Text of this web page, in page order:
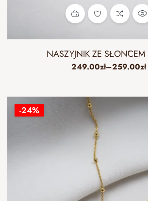
NASZYJNIK ZE SŁOŃCEM
249.00zł–259.00zł
-24%